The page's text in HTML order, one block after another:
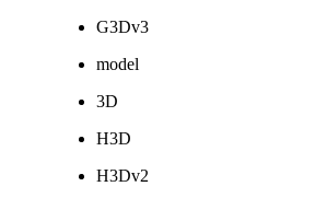
G3Dv3
model
3D
H3D
H3Dv2